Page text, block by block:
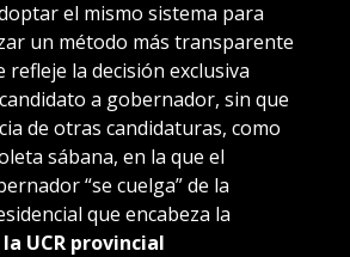
el mismo sistema para
un método más transparente
refleje la decisión exclusiva
a gobernador, sin que
de otras candidaturas, como
sábana, en la que el
“se cuelga” de la
que encabeza la
la UCR provincial